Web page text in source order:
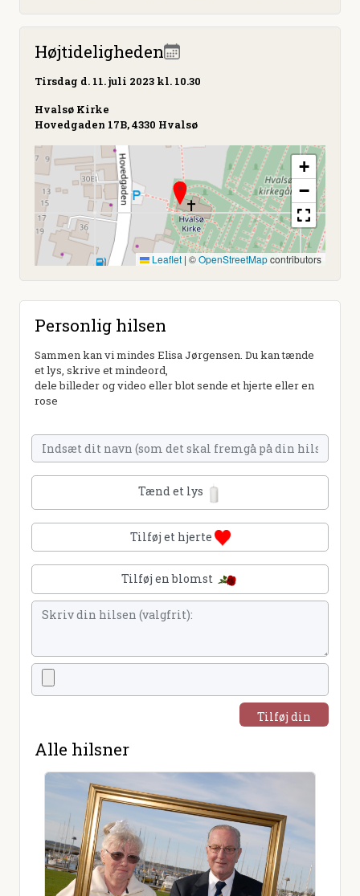
Højtideligheden
Tirsdag d. 11. juli 2023 kl. 10.30
Hvalsø Kirke
Hovedgaden 17B, 4330 Hvalsø
+
−
Leaflet | ©OpenStreetMapcontributors
Personlig hilsen
Sammen kan vi mindes Elisa Jørgensen. Du kan tænde
et lys, skrive et mindeord,
dele billeder og video eller blot sende et hjerte eller en
rose
Tænd et lys
Tilføj et hjerte
Tilføj en blomst
Tilføj din
Alle hilsner